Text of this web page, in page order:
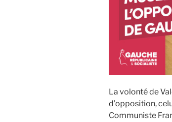
La volonté de
d’opposition,
Communiste